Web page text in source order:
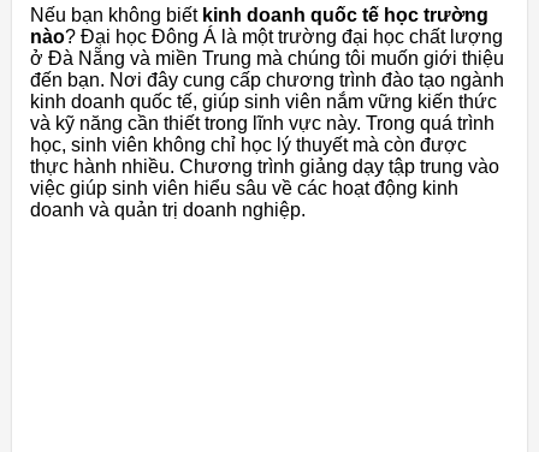
Nếu bạn không biết kinh doanh quốc tế học trường
nào? Đại học Đông Á là một trường đại học chất lượng
ở Đà Nẵng và miền Trung mà chúng tôi muốn giới thiệu
đến bạn. Nơi đây cung cấp chương trình đào tạo ngành
kinh doanh quốc tế, giúp sinh viên nắm vững kiến thức
và kỹ năng cần thiết trong lĩnh vực này. Trong quá trình
học, sinh viên không chỉ học lý thuyết mà còn được
thực hành nhiều. Chương trình giảng dạy tập trung vào
việc giúp sinh viên hiểu sâu về các hoạt động kinh
doanh và quản trị doanh nghiệp.